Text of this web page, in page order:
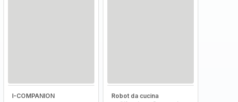
I-COMPANION
Robot da cucina